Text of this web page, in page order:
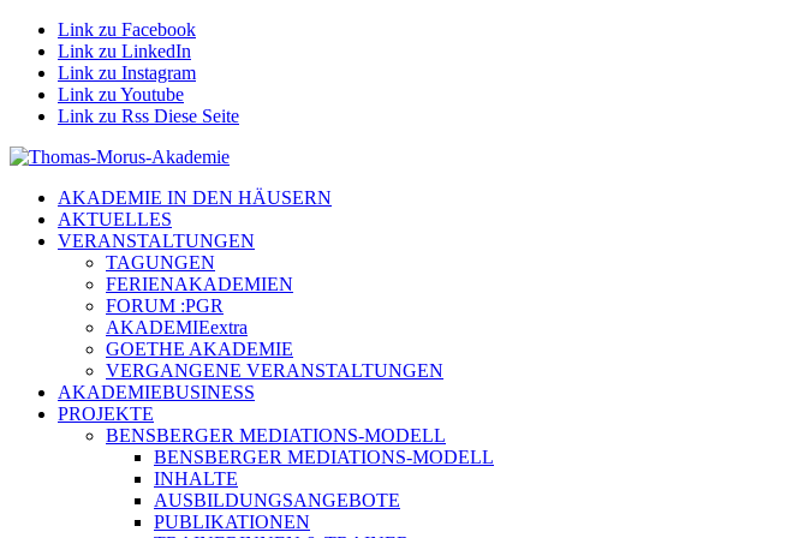
Link zu Facebook
Link zu LinkedIn
Link zu Instagram
Link zu Youtube
Link zu Rss Diese Seite
AKADEMIE IN DEN HÄUSERN
AKTUELLES
VERANSTALTUNGEN
TAGUNGEN
FERIENAKADEMIEN
FORUM :PGR
AKADEMIEextra
GOETHE AKADEMIE
VERGANGENE VERANSTALTUNGEN
AKADEMIEBUSINESS
PROJEKTE
BENSBERGER MEDIATIONS-MODELL
BENSBERGER MEDIATIONS-MODELL
INHALTE
AUSBILDUNGSANGEBOTE
PUBLIKATIONEN